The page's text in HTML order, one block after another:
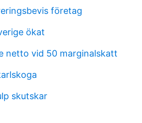
företag
ökat
netto vid 50 marginalskatt
skutskar